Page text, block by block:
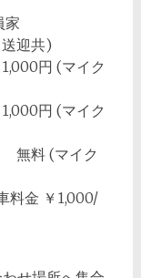
迎共)
円 (マイク
円 (マイク
(マイク
料金 ￥1,000/